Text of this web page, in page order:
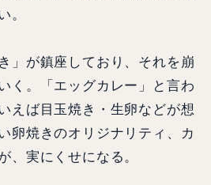
。
」が鎮座しており、それを崩
く。「エッグカレー」と言わ
えば目玉焼き・生卵などが想
卵焼きのオリジナリティ、カ
、実にくせになる。